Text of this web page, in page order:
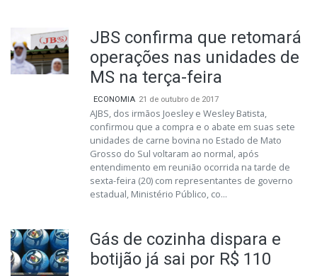
JBS confirma que retomará
operações nas unidades de
MS na terça-feira
ECONOMIA 21 de outubro de 2017
AJBS, dos irmãos Joesley e Wesley Batista,
confirmou que a compra e o abate em suas sete
unidades de carne bovina no Estado de Mato
Grosso do Sul voltaram ao normal, após
entendimento em reunião ocorrida na tarde de
sexta-feira (20) com representantes de governo
estadual, Ministério Público, co...
Gás de cozinha dispara e
botijão já sai por R$ 110